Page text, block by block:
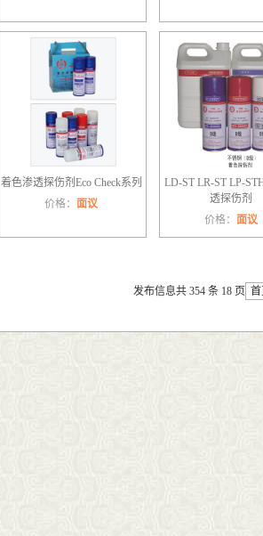
着色渗透探伤剂Eco Check系列
价格： 面议
LD-ST LR-ST LP-
透探伤剂
价格： 面议
发布信息共 354 条 18 页 首